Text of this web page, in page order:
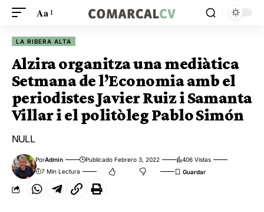
Aa
LA RIBERA ALTA
Alzira organitza una mediàtica
Setmana de l’Economia amb el
periodistes Javier Ruiz i Samanta
Villar i el politòleg Pablo Simón
NULL
PorAdmin Publicado Febrero 3, 2022
406 Vistas
7 Min Lectura